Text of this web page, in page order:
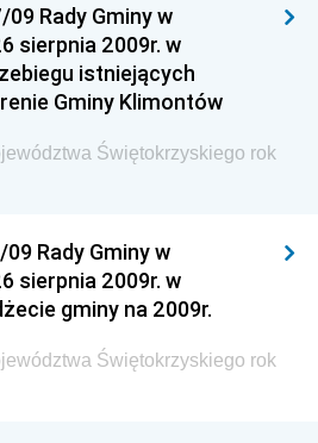
Rady Gminy w
sierpnia 2009r. w
istniejących
Gminy Klimontów
Świętokrzyskiego rok
Rady Gminy w
sierpnia 2009r. w
gminy na 2009r.
Świętokrzyskiego rok